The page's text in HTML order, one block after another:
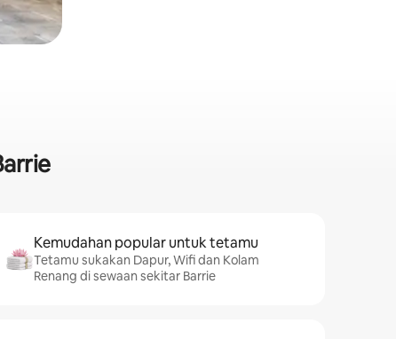
Kemudahan popular untuk tetamu
Tetamu sukakan Dapur, Wifi dan Kolam
Renang di sewaan sekitar Barrie